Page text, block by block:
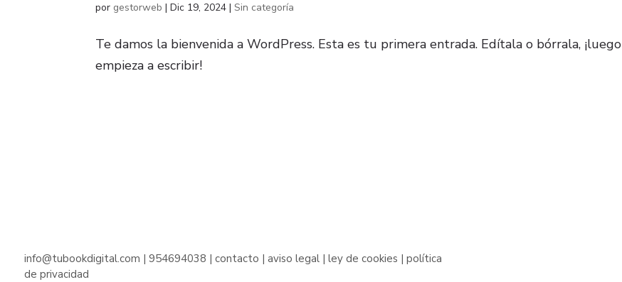
por gestorweb |Dic 19, 2024 |Sin categoría
Te damos la bienvenida a WordPress. Esta es tu primera entrada. Edítala o bórrala, ¡luego
empieza a escribir!
info@tubookdigital.com | 954694038 | contacto | aviso legal| ley de cookies | política
de privacidad